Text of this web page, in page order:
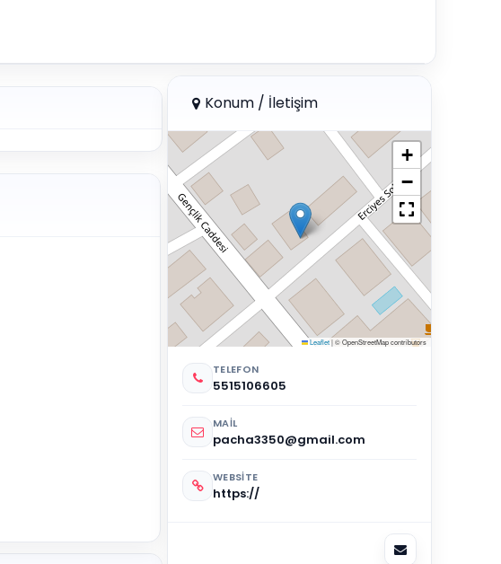
Konum / İletişim
+
−
Leaflet|© OpenStreetMap contributors
TELEFON
5515106605
MAIL
pacha3350@gmail.com
WEBSITE
https://